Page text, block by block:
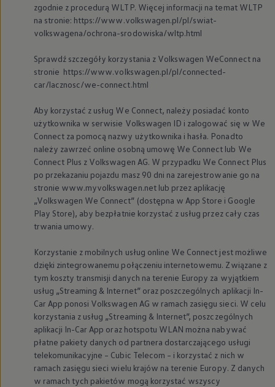
zgodnie z procedurą WLTP. Więcej informacji na temat WLTP
na stronie: https://www.volkswagen.pl/pl/swiat-
volkswagena/ochrona-srodowiska/wltp.html
Sprawdź szczegóły korzystania z Volkswagen WeConnect na
stronie https://www.volkswagen.pl/pl/connected-
car/lacznosc/we-connect.html
Aby korzystać z usług We Connect, należy posiadać konto
użytkownika w serwisie Volkswagen ID i zalogować się w We
Connect za pomocą nazwy użytkownika i hasła. Ponadto
należy zawrzeć online osobną umowę We Connect lub We
Connect Plus z Volkswagen AG. W przypadku We Connect Plus
po przekazaniu pojazdu masz 90 dni na zarejestrowanie go na
stronie www.myvolkswagen.net lub przez aplikację
„Volkswagen We Connect” (dostępna w App Store i Google
Play Store), aby bezpłatnie korzystać z usług przez cały czas
trwania umowy.
Korzystanie z mobilnych usług online We Connect jest możliwe
dzięki zintegrowanemu połączeniu internetowemu. Związane z
tym koszty transmisji danych na terenie Europy za wyjątkiem
usług „Streaming & Internet” oraz poszczególnych aplikacji In-
Car App ponosi Volkswagen AG w ramach zasięgu sieci. W celu
korzystania z usług „Streaming & Internet”, poszczególnych
aplikacji In-Car App oraz hotspotu WLAN można nabywać
płatne pakiety danych od partnera dostarczającego usługi
telekomunikacyjne – Cubic Telecom – i korzystać z nich w
ramach zasięgu sieci wielu krajów na terenie Europy. Z danych
w ramach tych pakietów mogą korzystać wszyscy